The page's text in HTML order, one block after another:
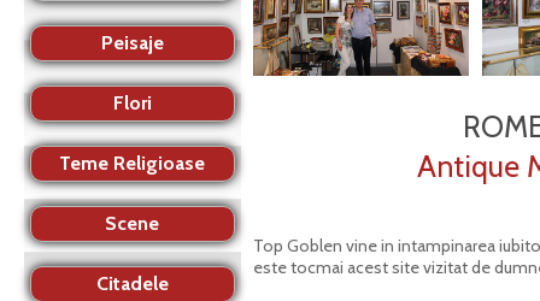
Top Goblen Romania
Antique
Top Goblen vine in intampinarea
este tocmai acest site vizitat de
Peisaje
Flori
Teme Religioase
Scene
Citadele